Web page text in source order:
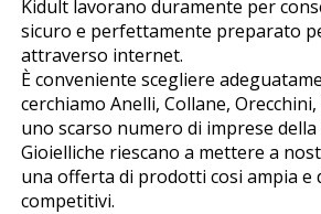
Kidult lavorano duramente per
sicuro e perfettamente preparato
attraverso internet.
È conveniente scegliere
cerchiamo Anelli, Collane,
uno scarso numero di imprese
Gioielliche riescano a mettere a
una offerta di prodotti cosi ampia e
competitivi.